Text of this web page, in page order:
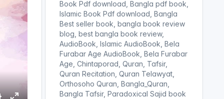
Book Pdf download, Bangla pdf book,
Islamic Book Pdf download, Bangla
Best seller book, bangla book review
blog, best bangla book review,
AudioBook, Islamic AudioBook, Bela
Furabar Age AudioBook, Bela Furabar
Age, Chintaporad, Quran, Tafsir,
Quran Recitation, Quran Telawyat,
Orthosoho Quran, Bangla_Quran,
Bangla Tafsir, Paradoxical Sajid book